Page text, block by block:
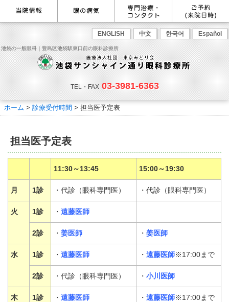
ENGLISH 中文 한국어 Español
池袋の一般眼科｜豊島区池袋駅東口前の眼科診療所
TEL・FAX 03-3981-6363
最新情報
感染症予防のための衛生環境整
備の取り組み
医師のご紹介
当院勤務医師のご紹介 ごあいさつ
院内の様子・設備
院内の様子 検査･治療･手術機器
診療のご案内・アクセス
アクセス
い
リンク
よくある質問
診療報酬に関する院内掲示
メールマガジン
パンフレットのダウンロード
眼の病気を調べる
病名から探す
症状から探す
目の構造から探す
主な眼科疾患
緑内障 網膜疾患
眼精疲労
ドライアイ
ものもらい
花粉症
白内障
アレルギー性結膜炎
コンタクトレンズ診
学校近視について
点眼液・眼軟膏について
眼科専門治療・特設ページ
緑内障専門治療ページ
角膜疾患専門治療ページ
ドライアイ専門治療ページ
網膜・硝子体専門治療ページ
黄斑疾患専門治療ページ
ぶどう膜炎専門治療ページ
白内障専門治療ページ
花粉症専門ページ
眼形成診療ページ
コンタクトレンズ診療
抗VEGF抗体療法
ボツリヌス療法
東口眼科医院)
コンタクトレンズ診療
コンタクトレンズの種類と特徴
しばらく眼科受診していない方
方へ
WEB予約(来院日時の設定)
一般眼科診療を予約
コンタクトレンズ診療を予約
緑内障専門治療を予約
角膜専門治療を予約
ドライアイ専門治療を予約
網膜・硝子体専門治療を予約
白内障専門治療を予約
白内障手術公開講座を予約
黄斑専門治療を予約
予約をキャンセルする
ご予約
ホーム > 診療受付時間 > 担当医予定表
担当医予定表
11:30～13:45 15:00～19:30
月 1診 ・代診（眼科専門医） ・代診（眼科専門医）
火 1診 ・ 遠藤医師
2診 ・ 姜医師 ・ 姜医師
水 1診 ・ 遠藤医師 ・ 遠藤医師※17:00まで
2診 ・代診（眼科専門医） ・ 小川医師
木 1診 ・ 遠藤医師 ・ 遠藤医師※17:00まで